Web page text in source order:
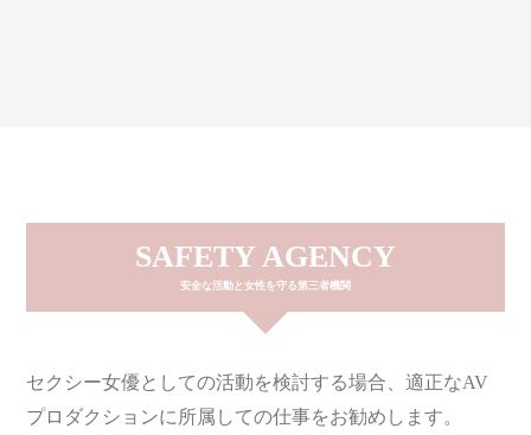
SAFETY AGENCY
安全な活動と女性を守る第三者機関
セクシー女優としての活動を検討する場合、適正なAV
プロダクションに所属しての仕事をお勧めします。